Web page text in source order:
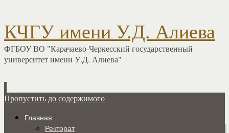
КЧГУ имени У.Д. Алиева
ФГБОУ ВО "Карачаево-Черкесский государственный
университет имени У.Д. Алиева"
Пропустить до содержимого
Главная
Ректорат